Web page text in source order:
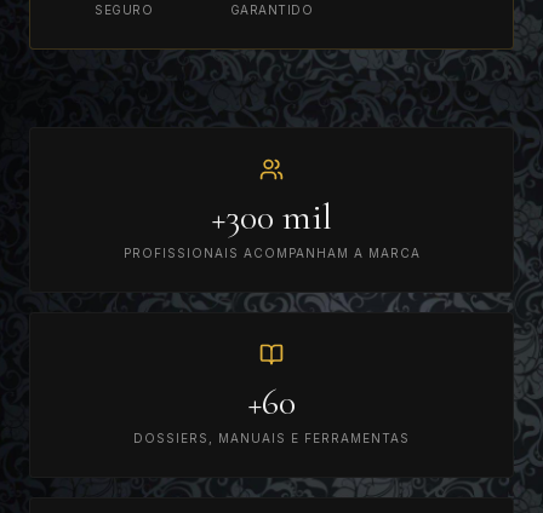
SEGURO
GARANTIDO
+300 mil
PROFISSIONAIS ACOMPANHAM A MARCA
+60
DOSSIERS, MANUAIS E FERRAMENTAS